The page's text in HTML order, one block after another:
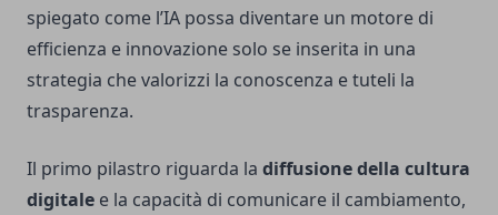
spiegato come l’IA possa diventare un motore di
efficienza e innovazione solo se inserita in una
strategia che valorizzi la conoscenza e tuteli la
trasparenza.
Il primo pilastro riguarda la diffusione della cultura
digitale e la capacità di comunicare il cambiamento,